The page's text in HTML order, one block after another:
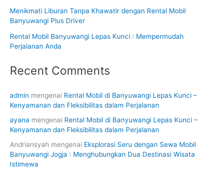
Menikmati Liburan Tanpa Khawatir dengan Rental Mobil
Banyuwangi Plus Driver
Rental Mobil Banyuwangi Lepas Kunci : Mempermudah
Perjalanan Anda
Recent Comments
admin mengenai Rental Mobil di Banyuwangi Lepas Kunci –
Kenyamanan dan Fleksibilitas dalam Perjalanan
ayana mengenai Rental Mobil di Banyuwangi Lepas Kunci –
Kenyamanan dan Fleksibilitas dalam Perjalanan
Andriansyah mengenai Eksplorasi Seru dengan Sewa Mobil
Banyuwangi Jogja : Menghubungkan Dua Destinasi Wisata
Istimewa